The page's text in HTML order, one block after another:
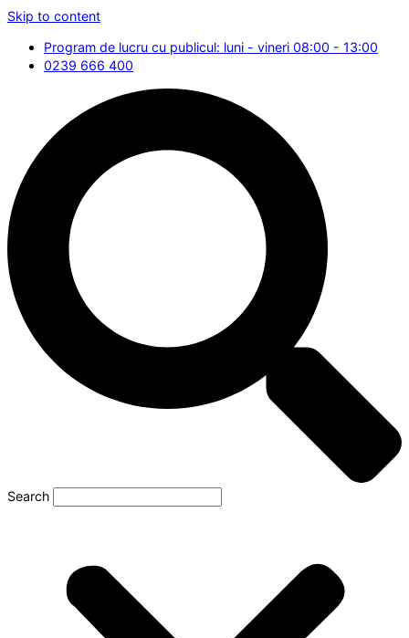
Skip to content
Program de lucru cu publicul: luni - vineri 08:00 - 13:00
0239 666 400
Search